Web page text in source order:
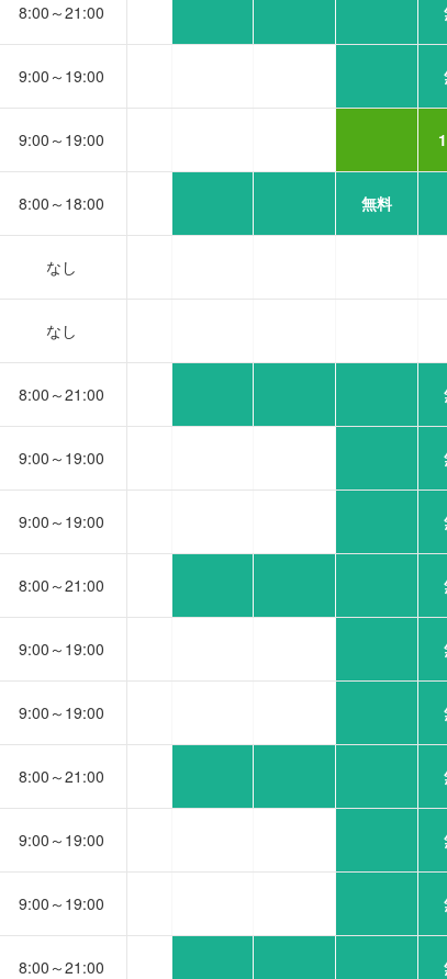
8:00～21:00
9:00～19:00
9:00～19:00
8:00～18:00 無料
なし
なし
8:00～21:00
9:00～19:00
9:00～19:00
8:00～21:00
9:00～19:00
9:00～19:00
8:00～21:00
9:00～19:00
9:00～19:00
8:00～21:00